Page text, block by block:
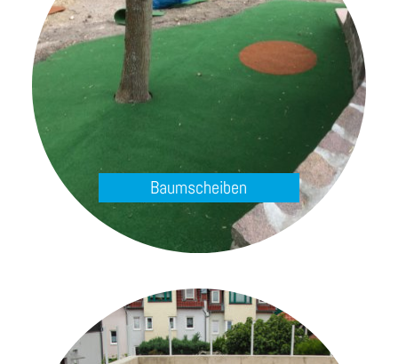
Baumscheiben